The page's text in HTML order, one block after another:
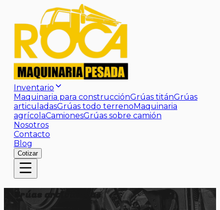
Inventario
Maquinaria para construcciónGrúas titánGrúas
articuladasGrúas todo terrenoMaquinaria
agrícolaCamionesGrúas sobre camión
Nosotros
Contacto
Blog
Cotizar
Grúas articuladas